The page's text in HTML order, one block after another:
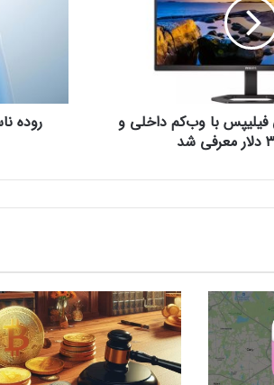
اینچی فیلیپس با وب‌کم داخلی و
ل
س
و
ن
ه
م
ی‌
ت
روده